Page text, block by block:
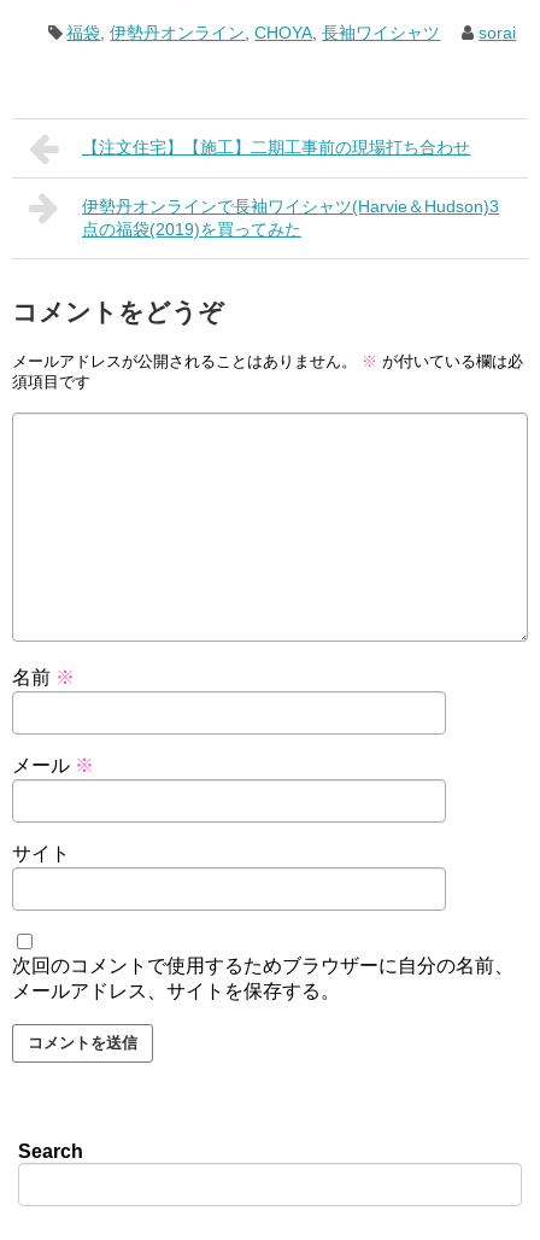
福袋 ,伊勢丹オンライン ,CHOYA ,長袖ワイシャツ sorai
【注文住宅】【施工】二期工事前の現場打ち合わせ
伊勢丹オンラインで長袖ワイシャツ(Harvie＆Hudson)3
点の福袋(2019)を買ってみた
コメントをどうぞ
メールアドレスが公開されることはありません。 ※ が付いている欄は必
須項目です
名前 ※
メール ※
サイト
次回のコメントで使用するためブラウザーに自分の名前、
メールアドレス、サイトを保存する。
Search